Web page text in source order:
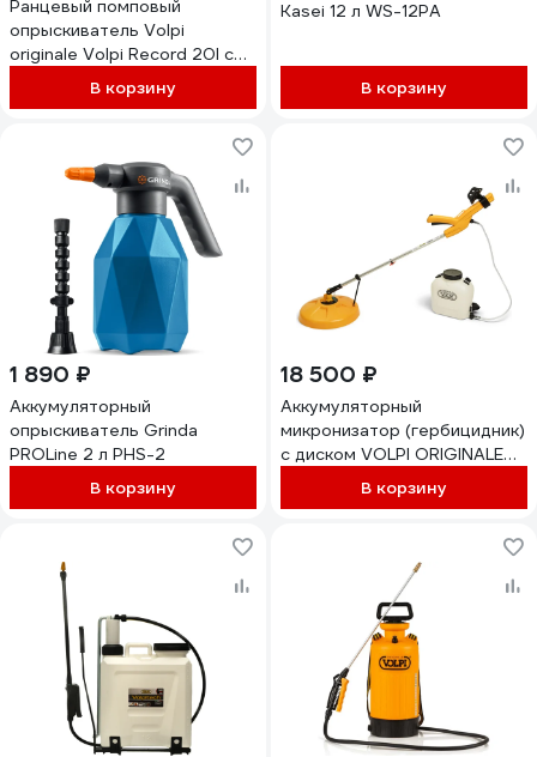
Ранцевый помповый
опрыскиватель Volpi
originale Volpi Record 20l с
латунным насосом 95UG
В корзину
Kasei 12 л WS-12PA
В корзину
1 890 ₽
Аккумуляторный
опрыскиватель Grinda
PROLine 2 л PHS-2
В корзину
18 500 ₽
Аккумуляторный
микронизатор (гербицидник)
с диском VOLPI ORIGINALE
Jolly 5 л M5V35В корзину